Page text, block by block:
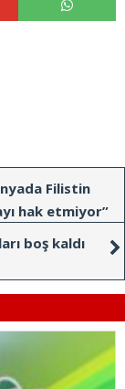
Filistin
hak etmiyor”
boş kaldı